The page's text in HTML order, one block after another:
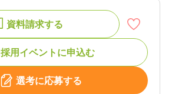
資料請求する
採用イベントに申込む
選考に応募する